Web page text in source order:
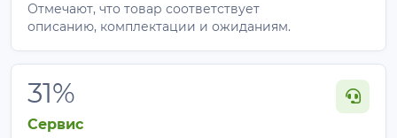
Отмечают, что товар соответствует
описанию, комплектации и ожиданиям.
31%
Сервис